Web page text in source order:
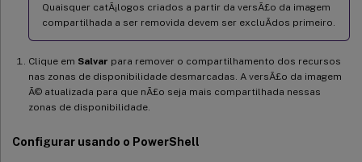
Quaisquer catÃ¡logos criados a partir da versÃ£o da imagem
compartilhada a ser removida devem ser excluÃ­dos primeiro.
Clique em Salvar para remover o compartilhamento dos recursos
nas zonas de disponibilidade desmarcadas. A versÃ£o da imagem
Ã© atualizada para que nÃ£o seja mais compartilhada nessas
zonas de disponibilidade.
Configurar usando o PowerShell